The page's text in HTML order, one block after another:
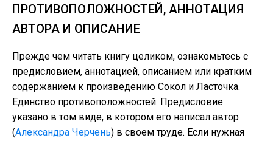
ПРОТИВОПОЛОЖНОСТЕЙ, АННОТАЦИЯ
АВТОРА И ОПИСАНИЕ
Прежде чем читать книгу целиком, ознакомьтесь с
предисловием, аннотацией, описанием или кратким
содержанием к произведению Сокол и Ласточка.
Единство противоположностей. Предисловие
указано в том виде, в котором его написал автор
(Александра Черчень) в своем труде. Если нужная